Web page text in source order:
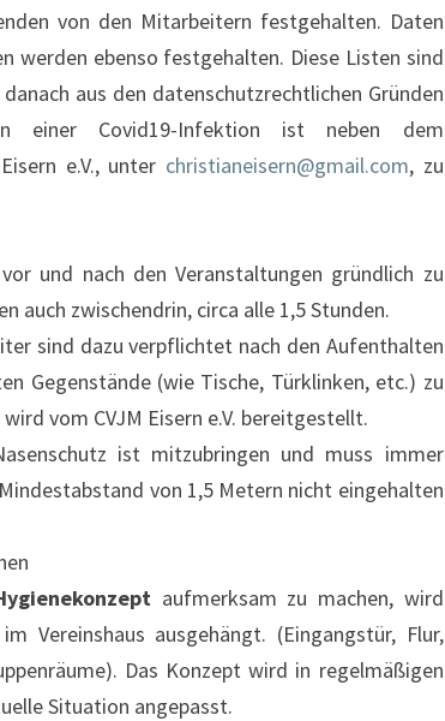
von den Mitarbeitern festgehalten. Daten
werden ebenso festgehalten. Diese Listen sind
aus den datenschutzrechtlichen Gründen
einer Covid19-Infektion ist neben dem
e.V., unter christianeisern@gmail.com, zu
und nach den Veranstaltungen gründlich zu
auch zwischendrin, circa alle 1,5 Stunden.
sind dazu verpflichtet nach den Aufenthalten
Gegenstände (wie Tische, Türklinken, etc.) zu
vom CVJM Eisern e.V. bereitgestellt.
ist mitzubringen und muss immer
von 1,5 Metern nicht eingehalten
aufmerksam zu machen, wird
Vereinshaus ausgehängt. (Eingangstür, Flur,
Das Konzept wird in regelmäßigen
Situation angepasst.